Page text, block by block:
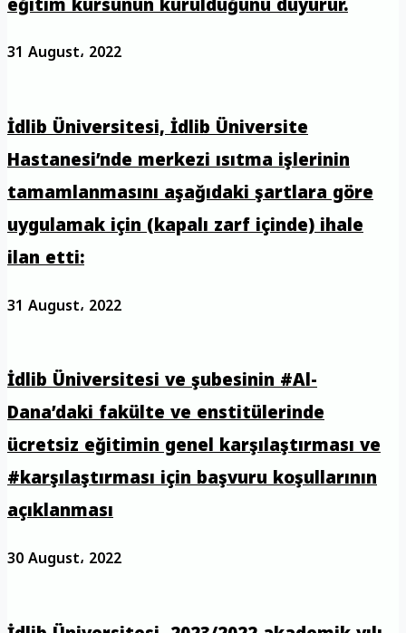
31 August، 2022
İdlib Üniversitesi, İdlib Üniversite
Hastanesi’nde merkezi ısıtma işlerinin
tamamlanmasını aşağıdaki şartlara göre
uygulamak için (kapalı zarf içinde) ihale
ilan etti:
31 August، 2022
İdlib Üniversitesi ve şubesinin #Al-
Dana’daki fakülte ve enstitülerinde
ücretsiz eğitimin genel karşılaştırması ve
#karşılaştırması için başvuru koşullarının
açıklanması
30 August، 2022